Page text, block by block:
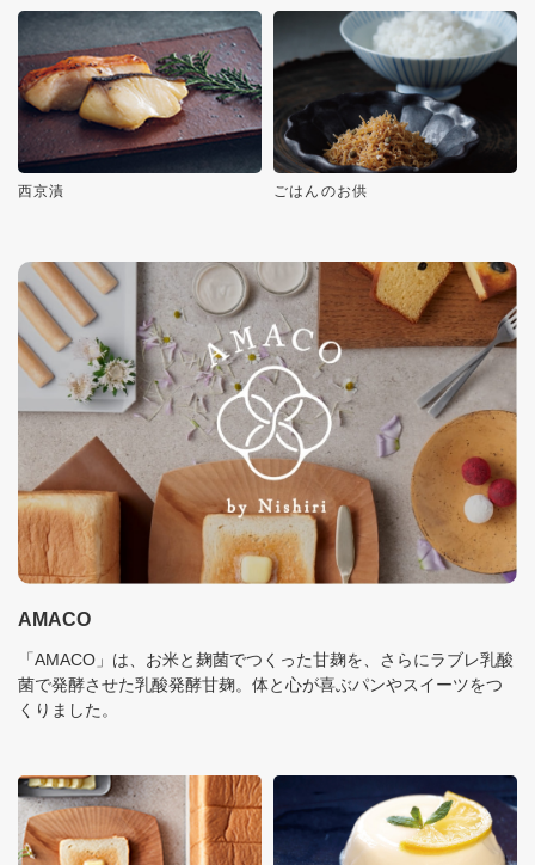
西京漬 ごはんのお供
AMACO
「AMACO」は、お米と麹菌でつくった甘麹を、さらにラブレ乳酸
菌で発酵させた乳酸発酵甘麹。体と心が喜ぶパンやスイーツをつ
くりました。